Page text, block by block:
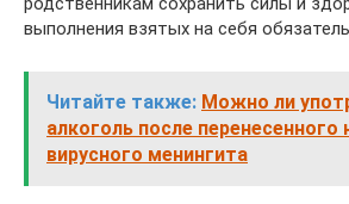
выполнения взятых на себя
Читайте также: Можно ли
алкоголь после
вирусного менингита